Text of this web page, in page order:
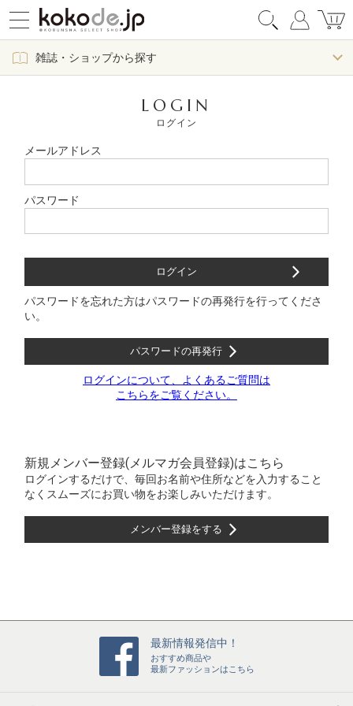
雑誌・ショップから探す
LOGIN
ログイン
メールアドレス
パスワード
パスワードを忘れた方はパスワードの再発行を行ってくださ
い。
パスワードの再発行
ログインについて、よくあるご質問は
こちらをご覧ください。
新規メンバー登録(メルマガ会員登録)はこちら
ログインするだけで、毎回お名前や住所などを入力すること
なくスムーズにお買い物をお楽しみいただけます。
メンバー登録をする
最新情報発信中！
おすすめ商品や
最新ファッションはこちら